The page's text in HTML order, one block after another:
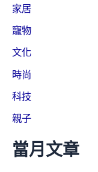
家居
寵物
文化
時尚
科技
親子
當月文章